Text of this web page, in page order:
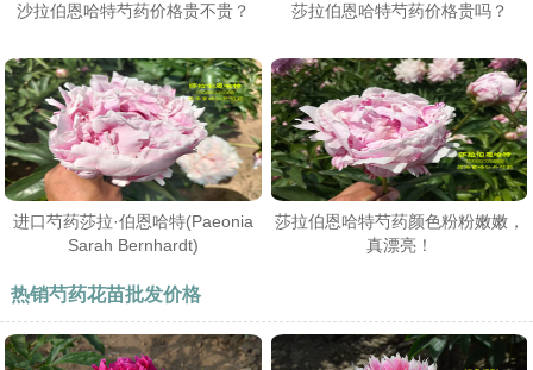
沙拉伯恩哈特芍药价格贵不贵？ 莎拉伯恩哈特芍药价格贵吗？
进口芍药莎拉·伯恩哈特(Paeonia
Sarah Bernhardt)
莎拉伯恩哈特芍药颜色粉粉嫩嫩，
真漂亮！
热销芍药花苗批发价格